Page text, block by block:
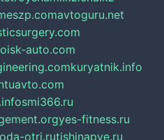
avtoguru.net
auto.com
kuryatnik.info
smi366.ru
yes-fitness.ru
otri.rutishinapve.ru